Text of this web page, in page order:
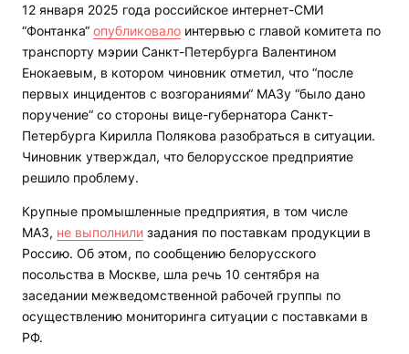
12 января 2025 года российское интернет-СМИ
“Фонтанка“ опубликовало интервью с главой комитета по
транспорту мэрии Санкт-Петербурга Валентином
Енокаевым, в котором чиновник отметил, что “после
первых инцидентов с возгораниями“ МАЗу “было дано
поручение“ со стороны вице-губернатора Санкт-
Петербурга Кирилла Полякова разобраться в ситуации.
Чиновник утверждал, что белорусское предприятие
решило проблему.
Крупные промышленные предприятия, в том числе
МАЗ, не выполнили задания по поставкам продукции в
Россию. Об этом, по сообщению белорусского
посольства в Москве, шла речь 10 сентября на
заседании межведомственной рабочей группы по
осуществлению мониторинга ситуации с поставками в
РФ.